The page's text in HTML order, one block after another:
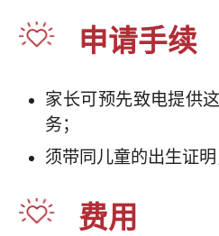
申请手续
家长可预先致电提供
务；
须带同儿童的出生证
费用